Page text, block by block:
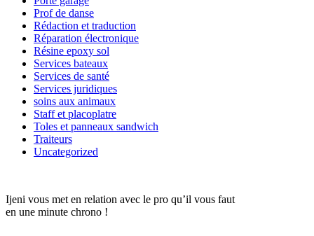
Prof de danse
Rédaction et traduction
Réparation électronique
Résine epoxy sol
Services bateaux
Services de santé
Services juridiques
soins aux animaux
Staff et placoplatre
Toles et panneaux sandwich
Traiteurs
Uncategorized
Ijeni vous met en relation avec le pro qu’il vous faut
en une minute chrono !